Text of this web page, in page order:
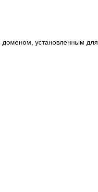
доменом, установленным для